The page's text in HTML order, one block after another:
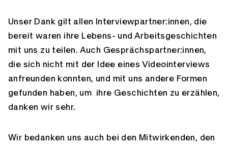
Unser Dank gilt allen Interviewpartner:innen, die
bereit waren ihre Lebens- und Arbeitsgeschichten
mit uns zu teilen. Auch Gesprächspartner:innen,
die sich nicht mit der Idee eines Videointerviews
anfreunden konnten, und mit uns andere Formen
gefunden haben, um ihre Geschichten zu erzählen,
danken wir sehr.
Wir bedanken uns auch bei den Mitwirkenden, den